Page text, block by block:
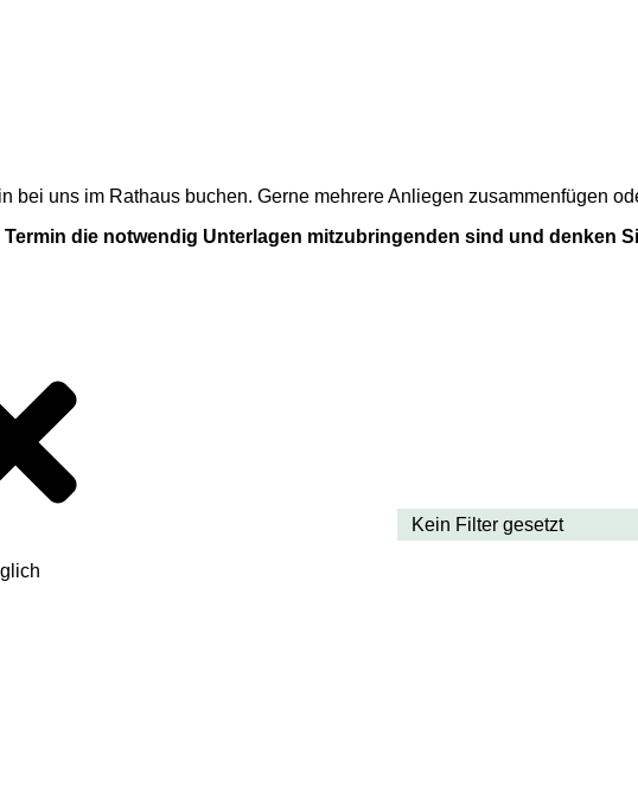
bei uns im Rathaus buchen. Gerne mehrere Anliegen zusammenfügen
die notwendig Unterlagen mitzubringenden sind und denken